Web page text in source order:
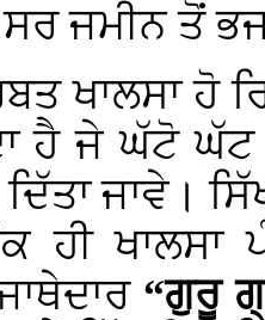
ਜਮੀਨ ਤੋਂ
ਖਾਲਸਾ ਹੋ
ਹੈ ਜੇ ਘੱਟੋ ਘੱਟ
ਜਾਵੇ।
ਹੀ
“ਗੁਰੂ